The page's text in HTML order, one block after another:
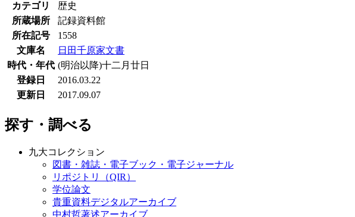
カテゴリ
歴史
所蔵場所
記録資料館
所在記号
1558
文庫名
日田千原家文書
時代・年代 (明治以降)十二月廿日
登録日
2016.03.22
更新日
2017.09.07
探す・調べる
九大コレクション
図書・雑誌・電子ブック・電子ジャーナル
リポジトリ（QIR）
学位論文
貴重資料デジタルアーカイブ
中村哲著述アーカイブ